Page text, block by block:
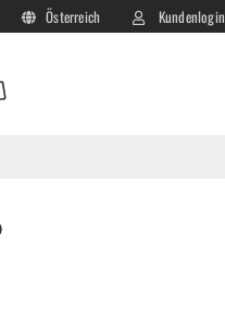
Österreich Kundenlogin